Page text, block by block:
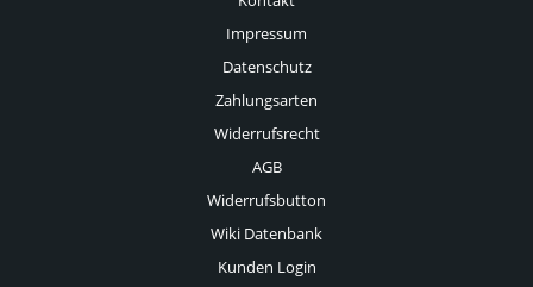
Impressum
Datenschutz
Zahlungsarten
Widerrufsrecht
AGB
Widerrufsbutton
Wiki Datenbank
Kunden Login